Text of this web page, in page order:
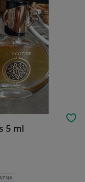
5 ml